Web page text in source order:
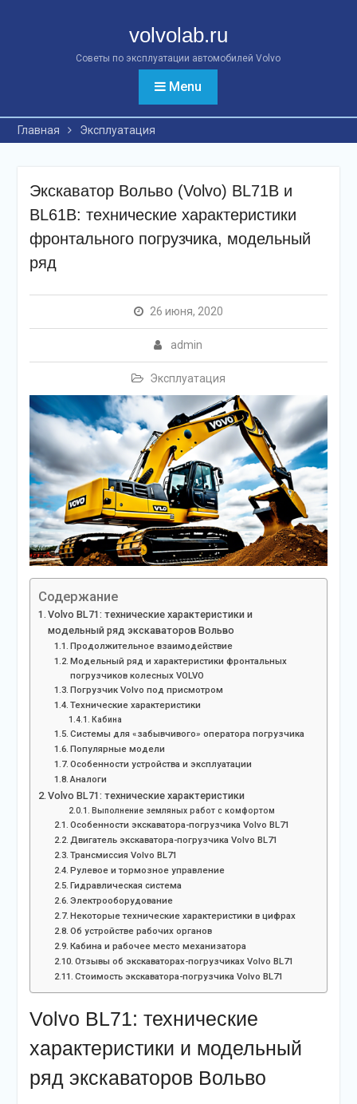
volvolab.ru
Советы по эксплуатации автомобилей Volvo
Menu
Главная Эксплуатация
Экскаватор Вольво (Volvo) BL71B и
BL61B: технические характеристики
фронтального погрузчика, модельный
ряд
26 июня, 2020
admin
Эксплуатация
Содержание
Volvo BL71: технические характеристики и
модельный ряд экскаваторов Вольво
Продолжительное взаимодействие
Модельный ряд и характеристики фронтальных
погрузчиков колесных VOLVO
Погрузчик Volvo под присмотром
Технические характеристики
Кабина
Системы для «забывчивого» оператора погрузчика
Популярные модели
Особенности устройства и эксплуатации
Аналоги
Volvo BL71: технические характеристики
Выполнение земляных работ с комфортом
Особенности экскаватора-погрузчика Volvo BL71
Двигатель экскаватора-погрузчика Volvo BL71
Трансмиссия Volvo BL71
Рулевое и тормозное управление
Гидравлическая система
Электрооборудование
Некоторые технические характеристики в цифрах
Об устройстве рабочих органов
Кабина и рабочее место механизатора
Отзывы об экскаваторах-погрузчиках Volvo BL71
Стоимость экскаватора-погрузчика Volvo BL71
Volvo BL71: технические
характеристики и модельный
ряд экскаваторов Вольво